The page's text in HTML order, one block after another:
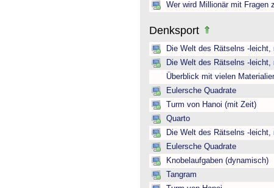
Wer wird Millionär mit Fragen
Denksport
Die Welt des Rätselns -
Die Welt des Rätselns -
Überblick mit vielen
Eulersche Quadrate
Turm von Hanoi (mit Zeit)
Quarto
Die Welt des Rätselns -
Eulersche Quadrate
Knobelaufgaben (dynamisch)
Tangram